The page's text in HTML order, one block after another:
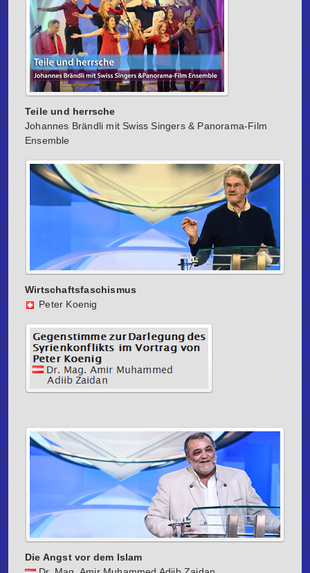
Teile und herrsche
Johannes Brändli mit Swiss Singers & Panorama-Film
Ensemble
Wirtschaftsfaschismus
Peter Koenig
Die Angst vor dem Islam